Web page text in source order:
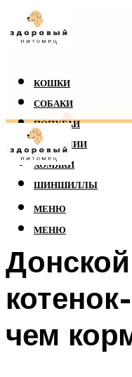
КОШКИ
СОБАКИ
ПОПУГАИ
РЕПТИЛИИ
ХОМЯКИ
ШИНШИЛЛЫ
МЕНЮ
МЕНЮ
чем